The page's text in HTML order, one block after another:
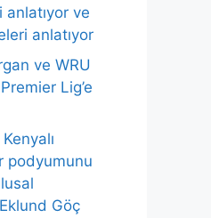
ve
anlatıyor
ve WRU
Lig’e
podyumunu
Göç